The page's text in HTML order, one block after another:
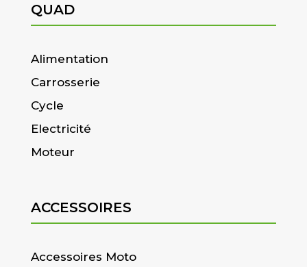
QUAD
Alimentation
Carrosserie
Cycle
Electricité
Moteur
ACCESSOIRES
Accessoires Moto